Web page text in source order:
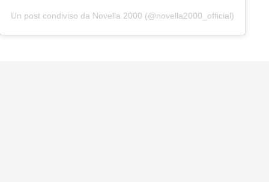
Un post condiviso da Novella 2000 (@novella2000_official)